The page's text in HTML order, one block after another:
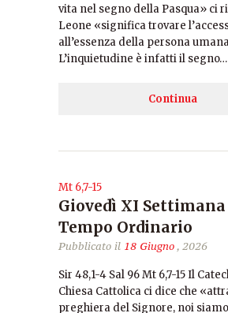
vita nel segno della Pasqua» ci
Leone «significa trovare
all’essenza della persona
L’inquietudine è infatti il segno…
Continua
Mt 6,7-15
Giovedì XI Settimana
Tempo Ordinario
Pubblicato il 18 Giugno, 2026
Sir 48,1-4 Sal 96 Mt 6,7-15 Il
Chiesa Cattolica ci dice che
preghiera del Signore, noi